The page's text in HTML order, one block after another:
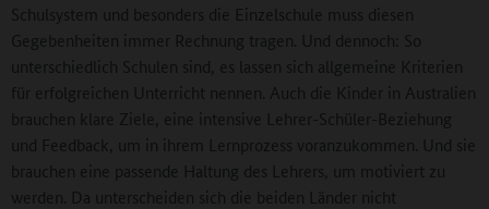
Schulsystem und besonders die Einzelschule muss diesen
Gegebenheiten immer Rechnung tragen. Und dennoch: So
unterschiedlich Schulen sind, es lassen sich allgemeine Kriterien
für erfolgreichen Unterricht nennen. Auch die Kinder in Australien
brauchen klare Ziele, eine intensive Lehrer-Schüler-Beziehung
und Feedback, um in ihrem Lernprozess voranzukommen. Und sie
brauchen eine passende Haltung des Lehrers, um motiviert zu
werden. Da unterscheiden sich die beiden Länder nicht